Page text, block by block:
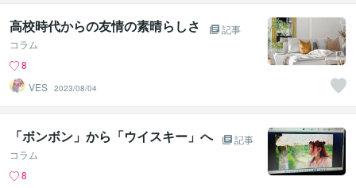
高校時代からの友情の素晴らしさ
記事
コラム
8
VES 2023/08/04
「ボンボン」から「ウイスキー」へ
記事
コラム
8